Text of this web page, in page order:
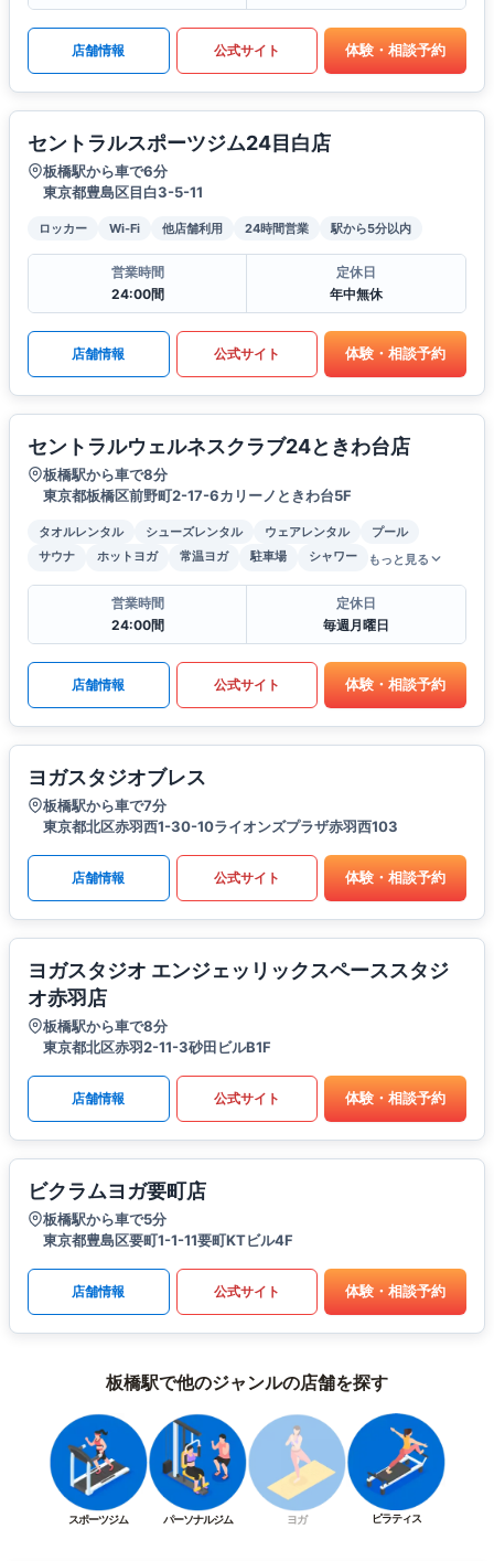
店舗情報 公式サイト 体験・相談予約
セントラルスポーツジム24目白店
板橋駅から車で6分
東京都豊島区目白3-5-11
ロッカー Wi-Fi 他店舗利用 24時間営業 駅から5分以内
営業時間
24:00間
定休日
年中無休
店舗情報 公式サイト 体験・相談予約
セントラルウェルネスクラブ24ときわ台店
板橋駅から車で8分
東京都板橋区前野町2-17-6カリーノときわ台5F
タオルレンタル シューズレンタル ウェアレンタル
プール
サウナ
ホットヨガ 常温ヨガ 駐車場 シャワー もっと見る
営業時間
24:00間
定休日
毎週月曜日
店舗情報 公式サイト 体験・相談予約
ヨガスタジオブレス
板橋駅から車で7分
東京都北区赤羽西1-30-10ライオンズプラザ赤羽西103
店舗情報 公式サイト 体験・相談予約
ヨガスタジオ エンジェッリックスペーススタジ
オ赤羽店
板橋駅から車で8分
東京都北区赤羽2-11-3砂田ビルB1F
店舗情報 公式サイト 体験・相談予約
ビクラムヨガ要町店
板橋駅から車で5分
東京都豊島区要町1-1-11要町KTビル4F
店舗情報 公式サイト 体験・相談予約
板橋駅で他のジャンルの店舗を探す
スポーツジム パーソナルジム ヨガ ピラティス